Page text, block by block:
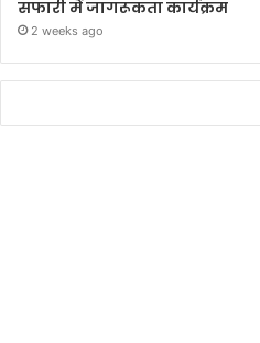
सफारी में जागरूकता कार्यक्रम
2 weeks ago